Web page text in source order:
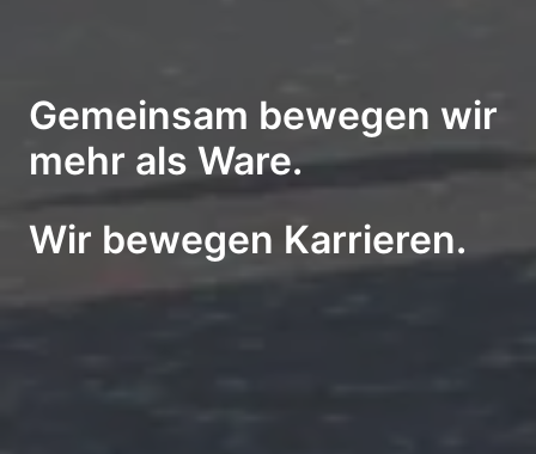
Gemeinsam bewegen wir
mehr als Ware.
Wir bewegen Karrieren.